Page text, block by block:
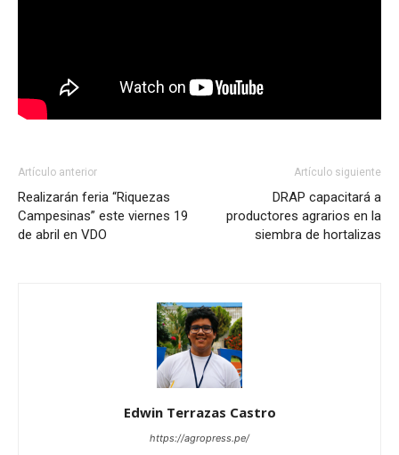
Artículo anterior
Realizarán feria “Riquezas
Campesinas” este viernes 19
de abril en VDO
Artículo siguiente
DRAP capacitará a
productores agrarios en la
siembra de hortalizas
Edwin Terrazas Castro
https://agropress.pe/